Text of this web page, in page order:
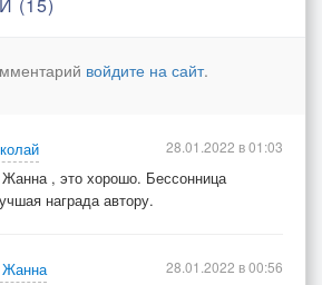
Вставай!
в рай,
живодер,
конец
боль!
войдите на сайт.
, это хорошо. Бессонница
награда автору.
28.01.2022 в 01:03
Жанна
28.01.2022 в 00:56